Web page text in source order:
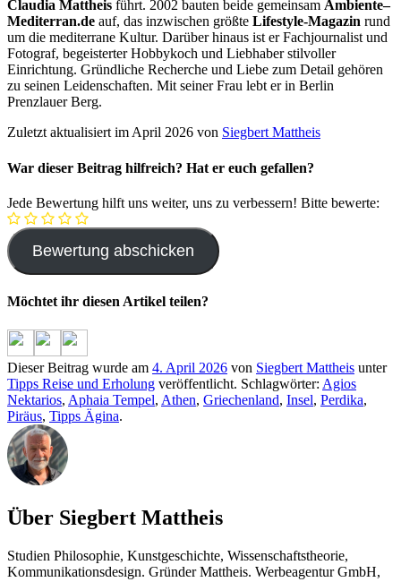
Claudia Mattheis führt. 2002 bauten beide gemeinsam Ambiente–
Mediterran.de auf, das inzwischen größte Lifestyle-Magazin rund
um die mediterrane Kultur. Darüber hinaus ist er Fachjournalist und
Fotograf, begeisterter Hobbykoch und Liebhaber stilvoller
Einrichtung. Gründliche Recherche und Liebe zum Detail gehören
zu seinen Leidenschaften. Mit seiner Frau lebt er in Berlin
Prenzlauer Berg.
Zuletzt aktualisiert im April 2026 von Siegbert Mattheis
War dieser Beitrag hilfreich? Hat er euch gefallen?
Jede Bewertung hilft uns weiter, uns zu verbessern! Bitte bewerte:
Möchtet ihr diesen Artikel teilen?
Dieser Beitrag wurde am 4. April 2026 von Siegbert Mattheis unter
Tipps Reise und Erholung veröffentlicht. Schlagwörter: Agios
Nektarios, Aphaia Tempel, Athen, Griechenland, Insel, Perdika,
Piräus, Tipps Ägina.
Über Siegbert Mattheis
Studien Philosophie, Kunstgeschichte, Wissenschaftstheorie,
Kommunikationsdesign. Gründer Mattheis. Werbeagentur GmbH,